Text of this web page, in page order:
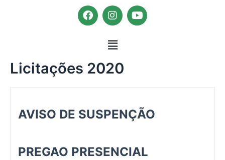
F
a
o
o
I
n
t
a
g
r
m
Y
o
Menu
Licitações 2020
AVISO DE SUSPENÇÃO
PREGAO PRESENCIAL